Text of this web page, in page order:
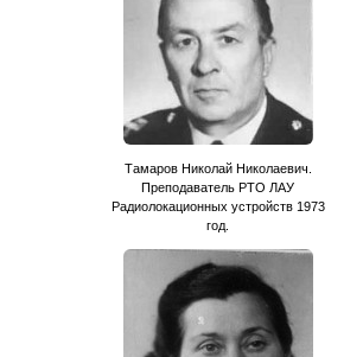
Тамаров Николай Николаевич.
Преподаватель РТО ЛАУ
Радиолокационных устройств 1973
год.